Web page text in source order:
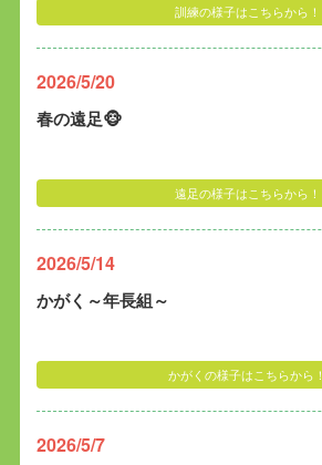
訓練の様子はこちらから！
2026/5/20
春の遠足🐵
遠足の様子はこちらから！
2026/5/14
かがく～年長組～
かがくの様子はこちらから！
2026/5/7